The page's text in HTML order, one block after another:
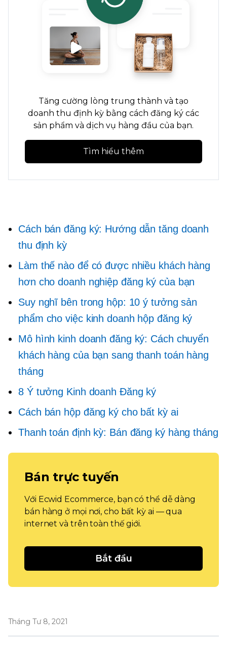
Tăng cường lòng trung thành và tạo
doanh thu định kỳ bằng cách đăng ký các
sản phẩm và dịch vụ hàng đầu của bạn.
Tìm hiểu thêm
Cách bán đăng ký: Hướng dẫn tăng doanh
thu định kỳ
Làm thế nào để có được nhiều khách hàng
hơn cho doanh nghiệp đăng ký của bạn
Suy nghĩ bên trong hộp: 10 ý tưởng sản
phẩm cho việc kinh doanh hộp đăng ký
Mô hình kinh doanh đăng ký: Cách chuyển
khách hàng của bạn sang thanh toán hàng
tháng
8 Ý tưởng Kinh doanh Đăng ký
Cách bán hộp đăng ký cho bất kỳ ai
Thanh toán định kỳ: Bán đăng ký hàng tháng
Bán trực tuyến
Với Ecwid Ecommerce, bạn có thể dễ dàng
bán hàng ở mọi nơi, cho bất kỳ ai — qua
internet và trên toàn thế giới.
Bắt đầu
Tháng Tư 8, 2021